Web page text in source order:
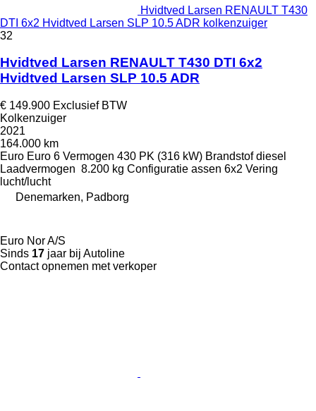
Hvidtved Larsen RENAULT T430
DTI 6x2 Hvidtved Larsen SLP 10.5 ADR kolkenzuiger
32
Hvidtved Larsen RENAULT T430 DTI 6x2
Hvidtved Larsen SLP 10.5 ADR
€ 149.900 Exclusief BTW
Kolkenzuiger
2021
164.000 km
Euro Euro 6 Vermogen 430 PK (316 kW) Brandstof diesel
Laadvermogen 8.200 kg Configuratie assen 6x2 Vering
lucht/lucht
Denemarken, Padborg
Euro Nor A/S
Sinds 17 jaar bij Autoline
Contact opnemen met verkoper